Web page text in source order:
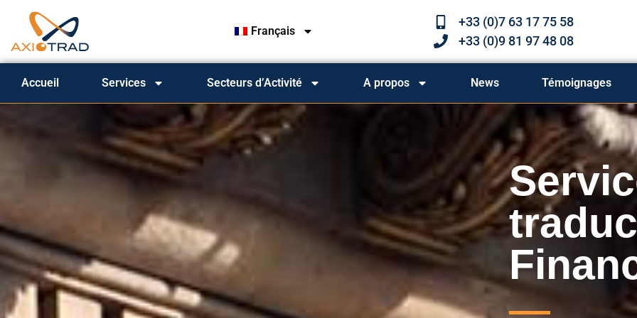
Français
+33 (0)7 63 17 75 58
+33 (0)9 81 97 48 08
Accueil Services Secteurs d’Activité A propos News Témoignages